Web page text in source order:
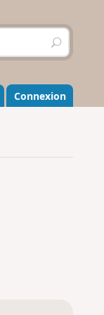
R
e
h
e
r
r
Connexion